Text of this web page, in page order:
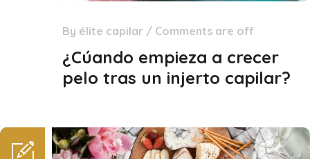
By élite capilar / Comments are off
¿Cúando empieza a crecer
pelo tras un injerto capilar?